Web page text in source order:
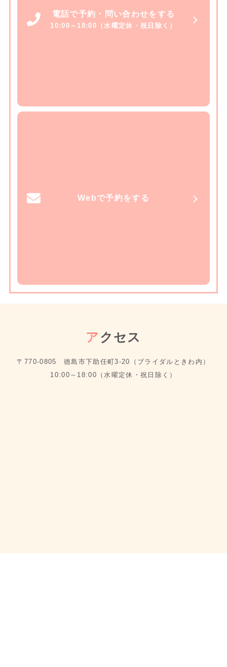
電話で予約・問い合わせをする
10:00～18:00（水曜定休・祝日除く）
Webで予約をする
ア クセス
〒770-0805 徳島市下助任町3-20（ブライダルときわ内）
10:00～18:00（水曜定休・祝日除く）